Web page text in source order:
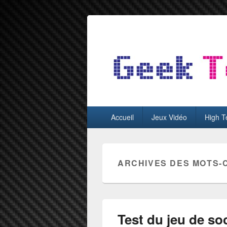
GeekTest
principalAccueil Jeux Vidéo High
ARCHIVES DES
Test du jeu de